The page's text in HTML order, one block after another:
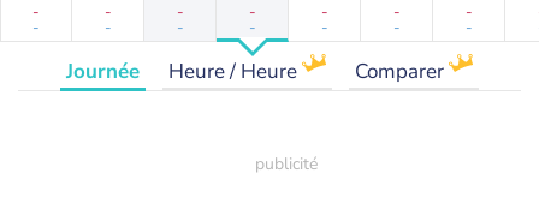
-
-
-
-
-
-
-
-
-
-
-
-
-
-
Journée Heure / Heure Comparer